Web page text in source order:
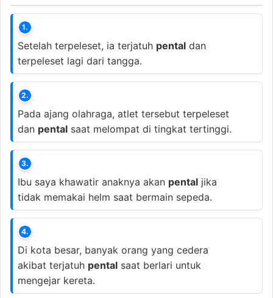
1.
Setelah terpeleset, ia terjatuh pental dan
terpeleset lagi dari tangga.
2.
Pada ajang olahraga, atlet tersebut terpeleset
dan pental saat melompat di tingkat tertinggi.
3.
Ibu saya khawatir anaknya akan pental jika
tidak memakai helm saat bermain sepeda.
4.
Di kota besar, banyak orang yang cedera
akibat terjatuh pental saat berlari untuk
mengejar kereta.